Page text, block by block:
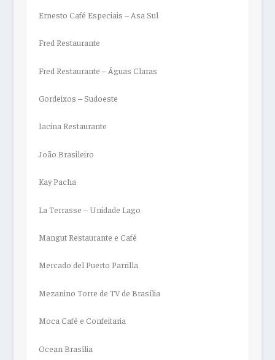
Ernesto Café Especiais – Asa Sul
Fred Restaurante
Fred Restaurante – Águas Claras
Gordeixos – Sudoeste
Iacina Restaurante
João Brasileiro
Kay Pacha
La Terrasse – Unidade Lago
Mangut Restaurante e Café
Mercado del Puerto Parrilla
Mezanino Torre de TV de Brasília
Moca Café e Confeitaria
Ocean Brasília